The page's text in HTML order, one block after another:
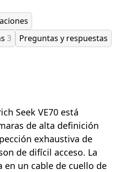
3 Preguntas y respuestas
Seek VE70 está
de alta definición
exhaustiva de
de difícil acceso. La
en un cable de cuello de